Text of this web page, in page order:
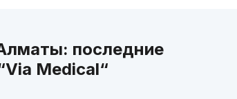
последние
Medical“